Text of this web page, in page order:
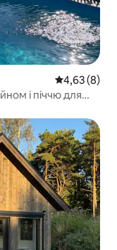
Середня
4,63 (8)
і піччю для